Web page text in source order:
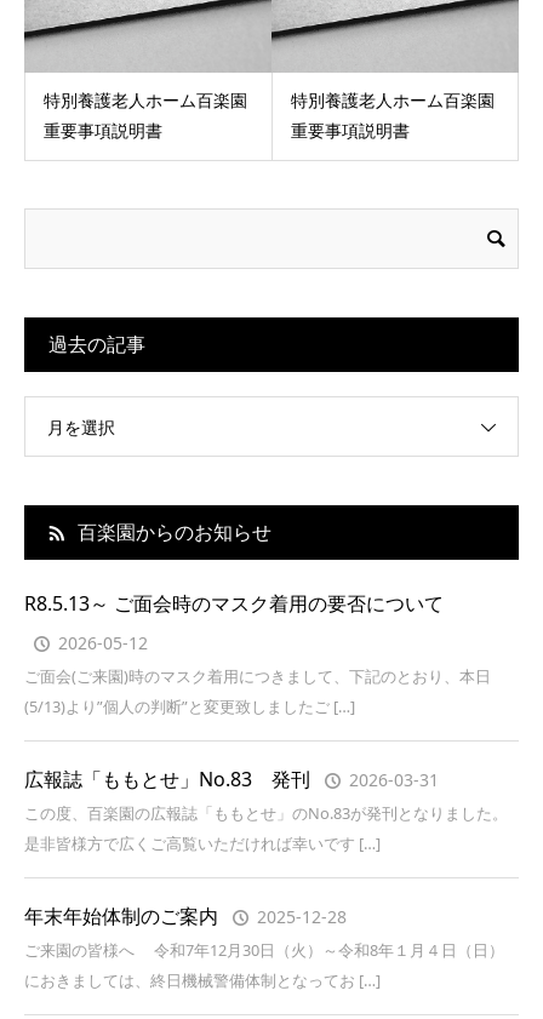
特別養護老人ホーム百楽園
重要事項説明書
特別養護老人ホーム百楽園
重要事項説明書
過去の記事
月を選択
百楽園からのお知らせ
R8.5.13～ ご面会時のマスク着用の要否について
2026-05-12
ご面会(ご来園)時のマスク着用につきまして、下記のとおり、本日
(5/13)より”個人の判断”と変更致しましたご […]
広報誌「ももとせ」No.83 発刊 2026-03-31
この度、百楽園の広報誌「ももとせ」のNo.83が発刊となりました。
是非皆様方で広くご高覧いただければ幸いです […]
年末年始体制のご案内 2025-12-28
ご来園の皆様へ 令和7年12月30日（火）～令和8年１月４日（日）
におきましては、終日機械警備体制となってお […]